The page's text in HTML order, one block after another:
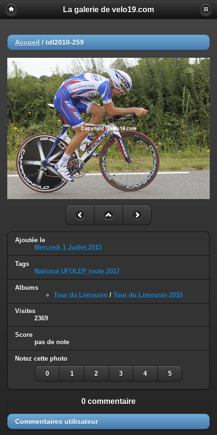
La galerie de velo19.com
Accueil / tdl2010-259
Ajoutée le
Mercredi 1 Juillet 2015
Tags
National UFOLEP route 2017
Albums
Tour du Limousin / Tour du Limousin 2010
Visites
2369
Score
pas de note
Notez cette photo
0 1 2 3 4 5
0 commentaire
Commentaires utilisateur